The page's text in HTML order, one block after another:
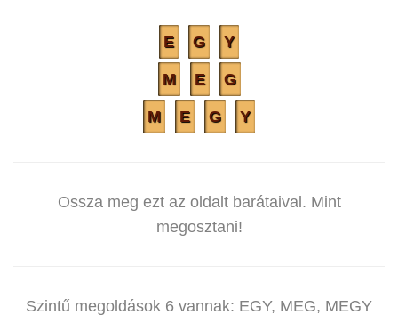
E G Y
M E G
M E G Y
Ossza meg ezt az oldalt barátaival. Mint
megosztani!
Szintű megoldások 6 vannak: EGY, MEG, MEGY